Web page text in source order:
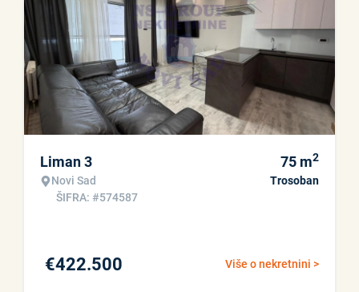
Liman 3
Novi Sad
ŠIFRA: #574587
75 m2
Trosoban
Više o nekretnini >
€422.500